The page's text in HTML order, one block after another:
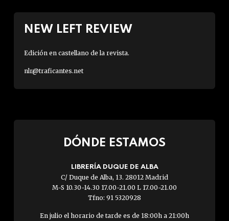
NEW LEFT REVIEW
Edición en castellano de la revista.
nlr@traficantes.net
DÓNDE ESTAMOS
LIBRERÍA DUQUE DE ALBA
C/ Duque de Alba, 13. 28012 Madrid
M-S 10.30-14.30 17.00-21.00 L 17.00-21.00
Tfno: 91 5320928
En julio el horario de tarde es de 18:00h a 21:00h